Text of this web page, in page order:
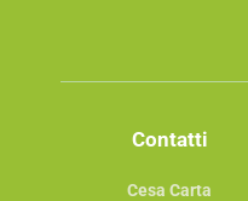
Contatti
Cesa Carta